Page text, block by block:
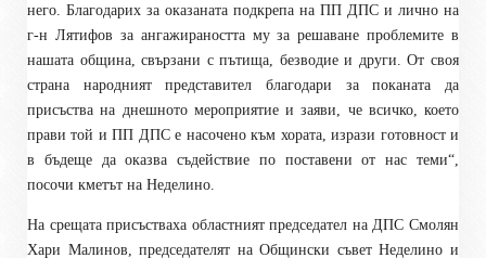
него. Благодарих за оказаната подкрепа на ПП ДПС и лично на
г-н Лятифов за ангажираността му за решаване проблемите в
нашата община, свързани с пътища, безводие и други. От своя
страна народният представител благодари за поканата да
присъства на днешното мероприятие и заяви, че всичко, което
прави той и ПП ДПС е насочено към хората, изрази готовност и
в бъдеще да оказва съдействие по поставени от нас теми“,
посочи кметът на Неделино.
На срещата присъстваха областният председател на ДПС Смолян
Хари Малинов, председателят на Общински съвет Неделино и